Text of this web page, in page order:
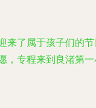
来了属于孩子们的
，专程来到良渚第